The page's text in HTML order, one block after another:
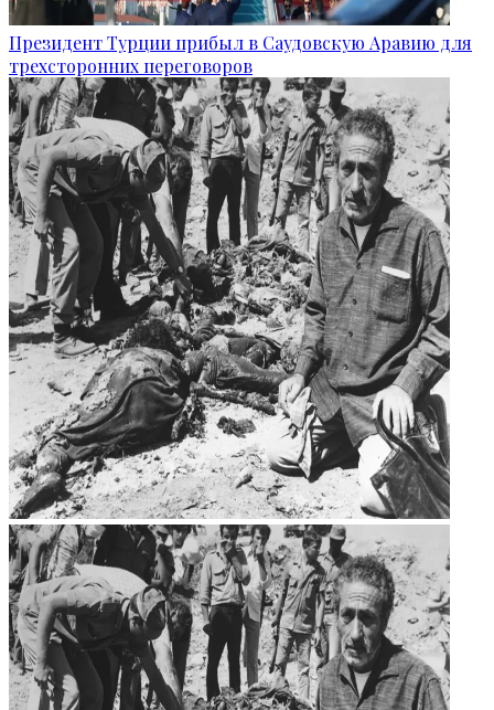
Президент Турции прибыл в Саудовскую Аравию для
трехсторонних переговоров